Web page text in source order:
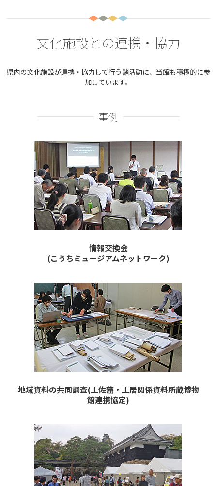
文化施設との連携・協力
県内の文化施設が連携・協力して行う諸活動に、当館も積極的に参
加しています。
事例
情報交換会
(こうちミュージアムネットワーク)
地域資料の共同調査(土佐藩・土居関係資料所蔵博物
館連携協定)